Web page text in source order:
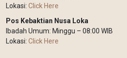
Lokasi: Click Here
Pos Kebaktian Nusa Loka
Ibadah Umum: Minggu – 08:00 WIB
Lokasi: Click Here